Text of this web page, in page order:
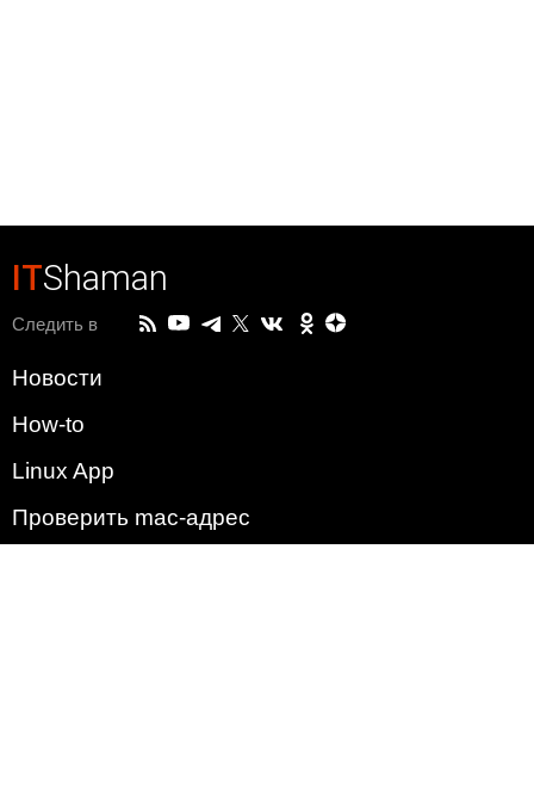
ITShaman
Следить в
Новости
How-to
Linux App
Проверить mac-адрес